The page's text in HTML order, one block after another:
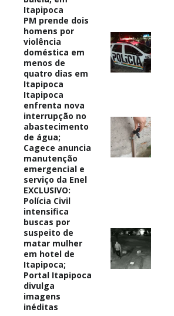
Itapipoca
PM prende dois
homens por
violência
doméstica em
menos de
quatro dias em
Itapipoca
Itapipoca
enfrenta nova
interrupção no
abastecimento
de água;
Cagece anuncia
manutenção
emergencial e
serviço da Enel
EXCLUSIVO:
Polícia Civil
intensifica
buscas por
suspeito de
matar mulher
em hotel de
Itapipoca;
Portal Itapipoca
divulga
imagens
inéditas